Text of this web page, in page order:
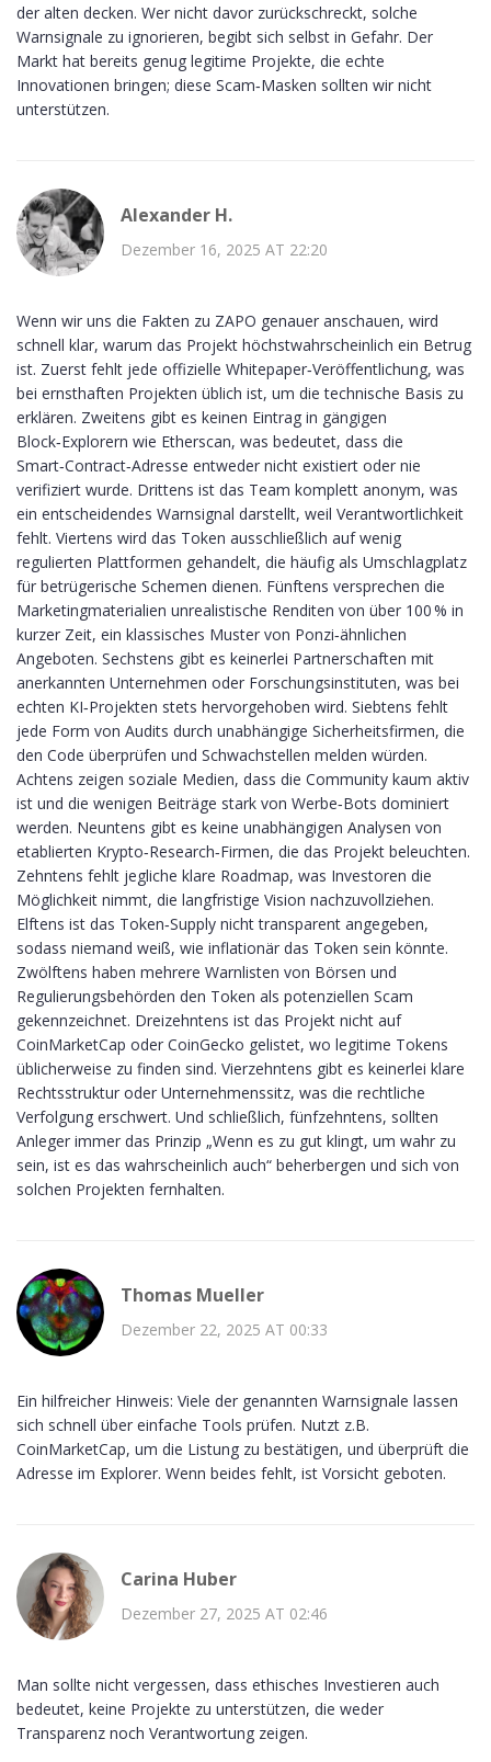
der alten decken. Wer nicht davor zurückschreckt, solche
Warnsignale zu ignorieren, begibt sich selbst in Gefahr. Der
Markt hat bereits genug legitime Projekte, die echte
Innovationen bringen; diese Scam‑Masken sollten wir nicht
unterstützen.
Alexander H.
Dezember 16, 2025 AT 22:20
Wenn wir uns die Fakten zu ZAPO genauer anschauen, wird
schnell klar, warum das Projekt höchstwahrscheinlich ein Betrug
ist. Zuerst fehlt jede offizielle Whitepaper‑Veröffentlichung, was
bei ernsthaften Projekten üblich ist, um die technische Basis zu
erklären. Zweitens gibt es keinen Eintrag in gängigen
Block‑Explorern wie Etherscan, was bedeutet, dass die
Smart‑Contract‑Adresse entweder nicht existiert oder nie
verifiziert wurde. Drittens ist das Team komplett anonym, was
ein entscheidendes Warnsignal darstellt, weil Verantwortlichkeit
fehlt. Viertens wird das Token ausschließlich auf wenig
regulierten Plattformen gehandelt, die häufig als Umschlagplatz
für betrügerische Schemen dienen. Fünftens versprechen die
Marketingmaterialien unrealistische Renditen von über 100 % in
kurzer Zeit, ein klassisches Muster von Ponzi‑ähnlichen
Angeboten. Sechstens gibt es keinerlei Partnerschaften mit
anerkannten Unternehmen oder Forschungsinstituten, was bei
echten KI‑Projekten stets hervorgehoben wird. Siebtens fehlt
jede Form von Audits durch unabhängige Sicherheitsfirmen, die
den Code überprüfen und Schwachstellen melden würden.
Achtens zeigen soziale Medien, dass die Community kaum aktiv
ist und die wenigen Beiträge stark von Werbe‑Bots dominiert
werden. Neuntens gibt es keine unabhängigen Analysen von
etablierten Krypto‑Research‑Firmen, die das Projekt beleuchten.
Zehntens fehlt jegliche klare Roadmap, was Investoren die
Möglichkeit nimmt, die langfristige Vision nachzuvollziehen.
Elftens ist das Token‑Supply nicht transparent angegeben,
sodass niemand weiß, wie inflationär das Token sein könnte.
Zwölftens haben mehrere Warnlisten von Börsen und
Regulierungsbehörden den Token als potenziellen Scam
gekennzeichnet. Dreizehntens ist das Projekt nicht auf
CoinMarketCap oder CoinGecko gelistet, wo legitime Tokens
üblicherweise zu finden sind. Vierzehntens gibt es keinerlei klare
Rechtsstruktur oder Unternehmenssitz, was die rechtliche
Verfolgung erschwert. Und schließlich, fünfzehntens, sollten
Anleger immer das Prinzip „Wenn es zu gut klingt, um wahr zu
sein, ist es das wahrscheinlich auch“ beherbergen und sich von
solchen Projekten fernhalten.
Thomas Mueller
Dezember 22, 2025 AT 00:33
Ein hilfreicher Hinweis: Viele der genannten Warnsignale lassen
sich schnell über einfache Tools prüfen. Nutzt z.B.
CoinMarketCap, um die Listung zu bestätigen, und überprüft die
Adresse im Explorer. Wenn beides fehlt, ist Vorsicht geboten.
Carina Huber
Dezember 27, 2025 AT 02:46
Man sollte nicht vergessen, dass ethisches Investieren auch
bedeutet, keine Projekte zu unterstützen, die weder
Transparenz noch Verantwortung zeigen.